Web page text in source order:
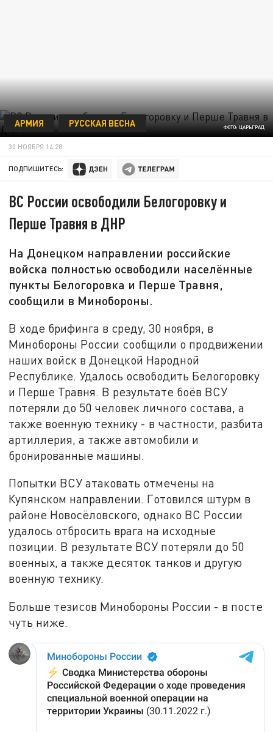
ФОТО: ЦАРЬГРАД
АРМИЯ РУССКАЯ ВЕСНА
30 НОЯБРЯ 14:28
ПОДПИШИТЕСЬ:
ВС России освободили Белогоровку и
Перше Травня в ДНР
На Донецком направлении российские
войска полностью освободили населённые
пункты Белогоровка и Перше Травня,
сообщили в Минобороны.
В ходе брифинга в среду, 30 ноября, в
Минобороны России сообщили о продвижении
наших войск в Донецкой Народной
Республике. Удалось освободить Белогоровку
и Перше Травня. В результате боёв ВСУ
потеряли до 50 человек личного состава, а
также военную технику - в частности, разбита
артиллерия, а также автомобили и
бронированные машины.
Попытки ВСУ атаковать отмечены на
Купянском направлении. Готовился штурм в
районе Новосёловского, однако ВС России
удалось отбросить врага на исходные
позиции. В результате ВСУ потеряли до 50
военных, а также десяток танков и другую
военную технику.
Больше тезисов Минобороны России - в посте
чуть ниже.